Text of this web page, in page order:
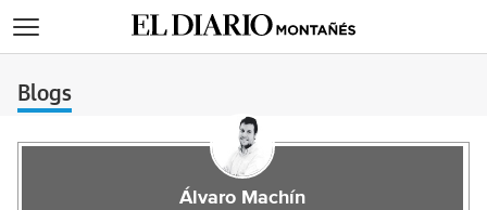
Blogs
Álvaro Machín